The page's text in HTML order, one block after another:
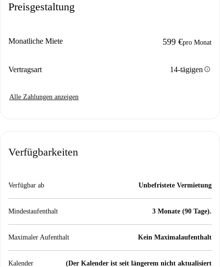
Preisgestaltung
Monatliche Miete 599 €pro Monat
Vertragsart 14-tägigeninfo
Alle Zahlungen anzeigen
Verfügbarkeiten
Verfügbar ab Unbefristete Vermietung
Mindestaufenthalt 3 Monate (90 Tage).
Maximaler Aufenthalt Kein Maximalaufenthalt
Kalender
(Der Kalender ist seit längerem nicht aktualisiert